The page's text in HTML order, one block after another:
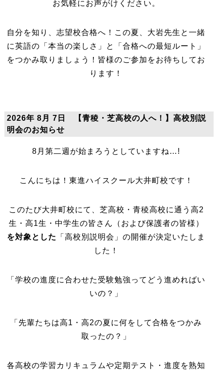
お気軽にお声がけください。
自分を知り、志望校合格へ！この夏、大岩先生と一緒
に英語の「本当の楽しさ」と「合格への最短ルート」
をつかみ取りましょう！皆様のご参加をお待ちしてお
ります！
2026年 8月 7日 【青稜・芝高校の人へ！】高校別説
明会のお知らせ
8月第二週が始まろうとしていますね…!
こんにちは！東進ハイスクール大井町校です！
このたび大井町校にて、芝高校・青稜高校に通う高2
生・高1生・中学生の皆さん（および保護者の皆様）
を対象とした
「高校別説明会」の開催が決定いたしま
した！
「学校の進度に合わせた受験勉強ってどう進めればい
いの？」
「先輩たちは高1・高2の夏に何をして合格をつかみ
取ったの？」
各高校の学習カリキュラムや定期テスト・進度を熟知